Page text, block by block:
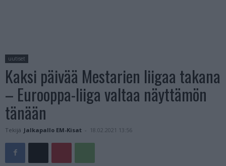
uutiset
Kaksi päivää Mestarien liigaa takana
– Eurooppa-liiga valtaa näyttämön
tänään
Tekijä Jalkapallo EM-Kisat - 18.02.2021 13:56